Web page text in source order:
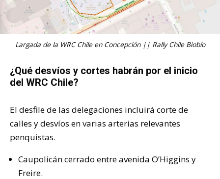
Largada de la WRC Chile en Concepción || Rally Chile Biobío
¿Qué desvíos y cortes habrán por el inicio
del WRC Chile?
El desfile de las delegaciones incluirá corte de
calles y desvíos en varias arterias relevantes
penquistas.
Caupolicán cerrado entre avenida O’Higgins y
Freire.